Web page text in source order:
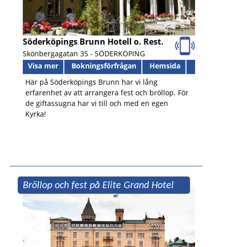
Söderköpings Brunn Hotell o. Rest.
Skönbergagatan 35 - SÖDERKÖPING
Visa mer
Bokningsförfrågan
Hemsida
Här på Söderköpings Brunn har vi lång
erfarenhet av att arrangera fest och bröllop. För
de giftassugna har vi till och med en egen
Kyrka!
Bröllop och fest på Elite Grand Hotel